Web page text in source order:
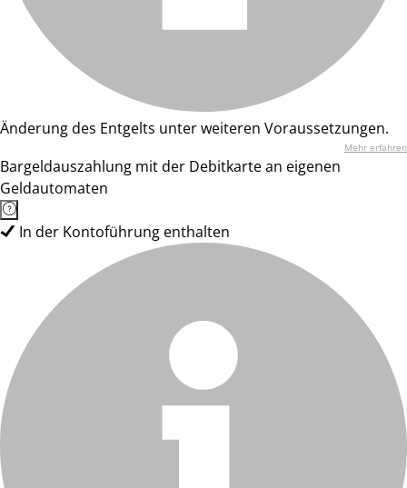
Änderung des Entgelts unter weiteren Voraussetzungen.
Mehr erfahren
Bargeldauszahlung mit der Debitkarte an eigenen
Geldautomaten
In der Kontoführung enthalten